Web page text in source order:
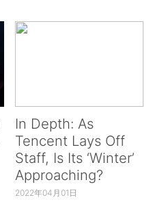
In Depth: As
Tencent Lays Off
Staff, Is Its ‘Winter’
Approaching?
2022年04月01日